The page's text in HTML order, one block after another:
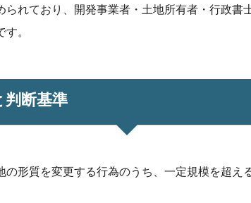
られており、開発事業者・土地所有者・行政書
。
判断基準
の形質を変更する行為のうち、一定規模を超え